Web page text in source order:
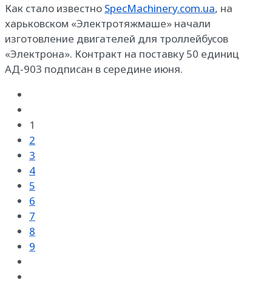
Как стало известно SpecMachinery.com.ua, на
харьковском «Электротяжмаше» начали
изготовление двигателей для троллейбусов
«Электрона». Контракт на поставку 50 единиц
АД-903 подписан в середине июня.
1
2
3
4
5
6
7
8
9